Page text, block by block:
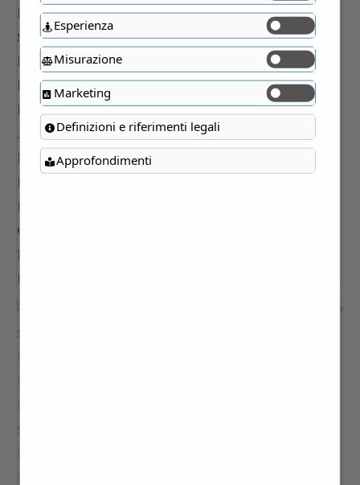
Esperienza
Misurazione
Marketing
Definizioni e riferimenti legali
Approfondimenti